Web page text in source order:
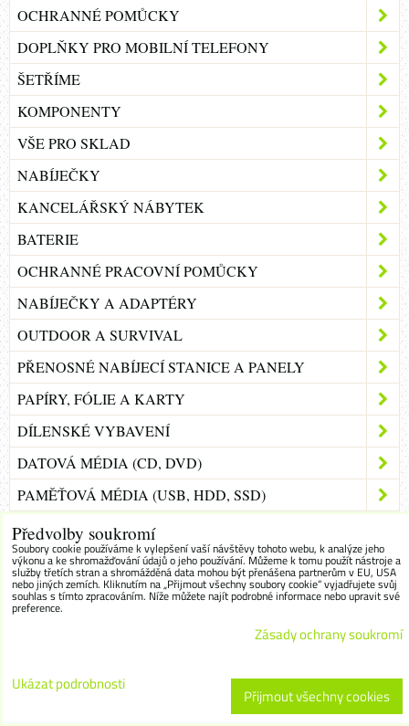
OCHRANNÉ POMŮCKY
DOPLŇKY PRO MOBILNÍ TELEFONY
ŠETŘÍME
KOMPONENTY
VŠE PRO SKLAD
NABÍJEČKY
KANCELÁŘSKÝ NÁBYTEK
BATERIE
OCHRANNÉ PRACOVNÍ POMŮCKY
NABÍJEČKY A ADAPTÉRY
OUTDOOR A SURVIVAL
PŘENOSNÉ NABÍJECÍ STANICE A PANELY
PAPÍRY, FÓLIE A KARTY
DÍLENSKÉ VYBAVENÍ
DATOVÁ MÉDIA (CD, DVD)
PAMĚŤOVÁ MÉDIA (USB, HDD, SSD)
UPS
MONITORY
TELEVIZNÍ TECHNIKA
Obchodni podminky
Předvolby soukromí
Soubory cookie používáme k vylepšení vaší návštěvy tohoto webu, k analýze jeho
výkonu a ke shromažďování údajů o jeho používání. Můžeme k tomu použít nástroje a
služby třetích stran a shromážděná data mohou být přenášena partnerům v EU, USA
nebo jiných zemích. Kliknutím na „Přijmout všechny soubory cookie“ vyjadřujete svůj
souhlas s tímto zpracováním. Níže můžete najít podrobné informace nebo upravit své
preference.
Zásady ochrany soukromí
Ukázat podrobnosti
Přijmout všechny cookies